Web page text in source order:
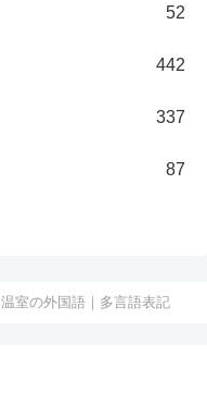
52
442
337
87
温室の外国語｜多言語表記